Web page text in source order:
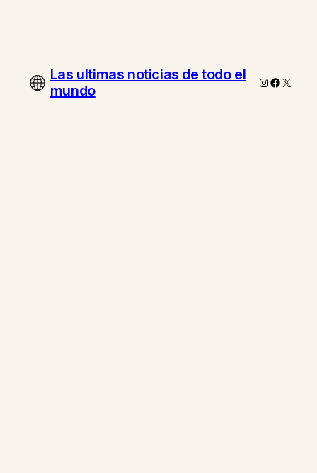
Las ultimas noticias de todo el
mundo
Instagram
X